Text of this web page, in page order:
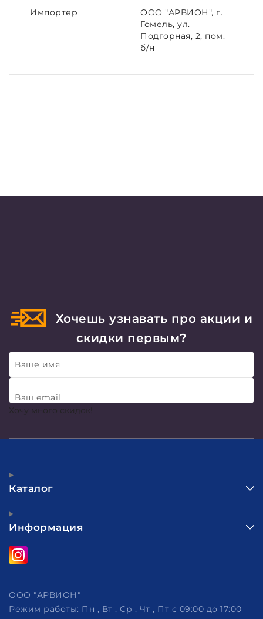
Импортер
ООО "АРВИОН", г.
Гомель, ул.
Подгорная, 2, пом.
б/н
Хочешь узнавать про акции и
скидки первым?
Ваше имя
Ваш email
Хочу много скидок!
Каталог
Информация
ООО "АРВИОН"
Режим работы: Пн , Вт , Ср , Чт , Пт c 09:00 до 17:00